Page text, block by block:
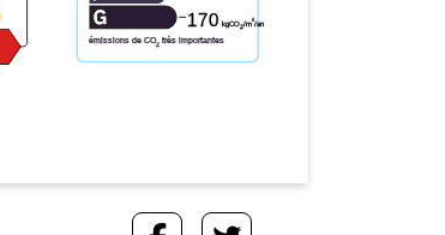
émissions de CO2 très importantes
170 kgCO2
/m²/an